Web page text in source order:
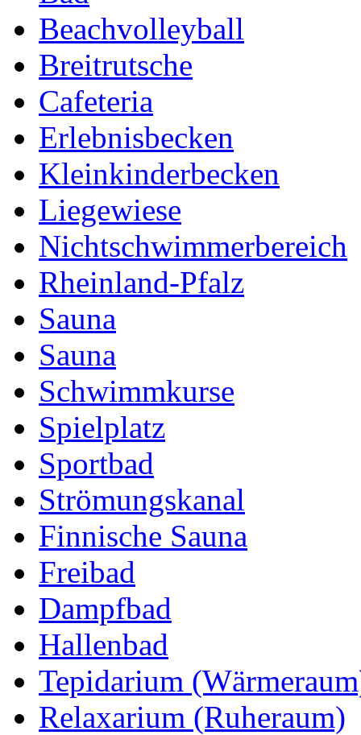
Beachvolleyball
Breitrutsche
Cafeteria
Erlebnisbecken
Kleinkinderbecken
Liegewiese
Nichtschwimmerbereich
Rheinland-Pfalz
Sauna
Sauna
Schwimmkurse
Spielplatz
Sportbad
Strömungskanal
Finnische Sauna
Freibad
Dampfbad
Hallenbad
Tepidarium
Relaxarium (Ruheraum)